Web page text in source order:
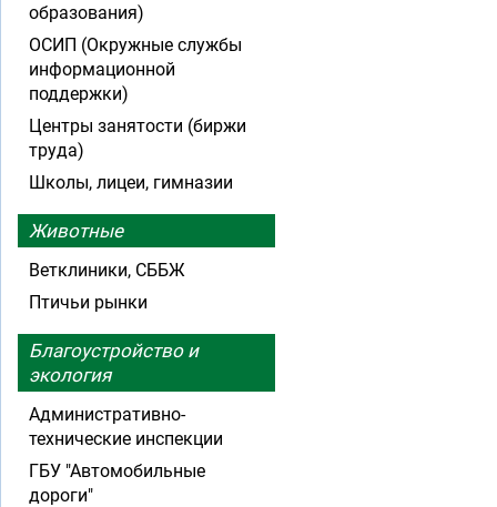
образования)
ОСИП (Окружные службы
информационной
поддержки)
Центры занятости (биржи
труда)
Школы, лицеи, гимназии
Животные
Ветклиники, СББЖ
Птичьи рынки
Благоустройство и
экология
Административно-
технические инспекции
ГБУ "Автомобильные
дороги"